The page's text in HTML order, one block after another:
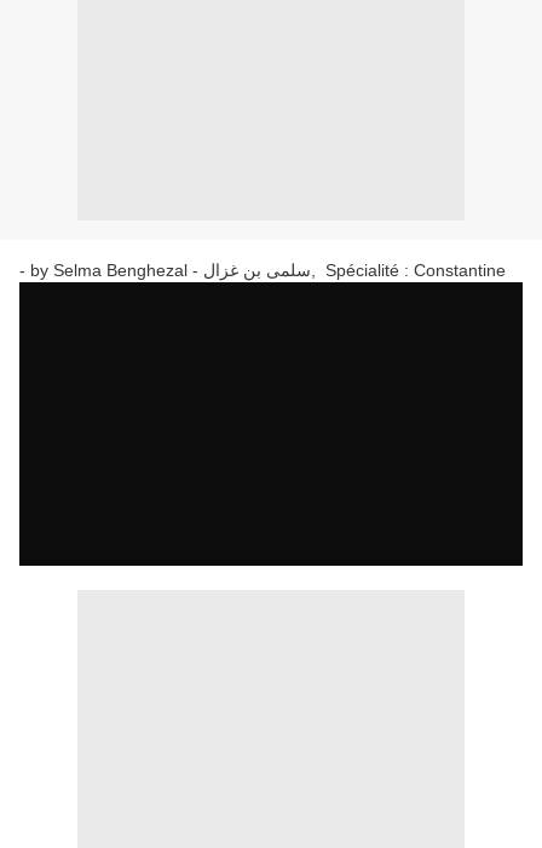
- by Selma Benghezal - سلمى بن غزال, Spécialité : Constantine